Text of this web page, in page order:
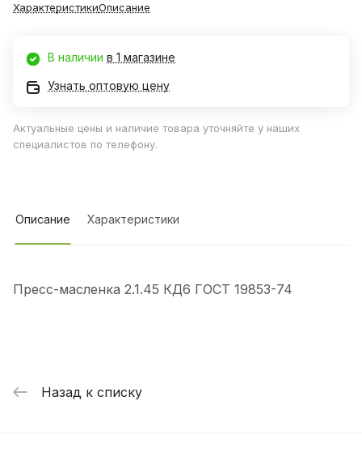
ХарактеристикиОписание
В наличии в 1 магазине
Узнать оптовую цену
Актуальные цены и наличие товара уточняйте у наших
специалистов по телефону.
Описание Характеристики
Пресс-масленка 2.1.45 КД6 ГОСТ 19853-74
Назад к списку